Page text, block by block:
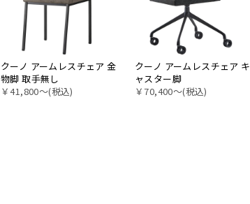
クーノ アームレスチェア 金
物脚 取手無し
￥41,800〜(税込)
クーノ アームレスチェア キ
ャスター脚
￥70,400〜(税込)